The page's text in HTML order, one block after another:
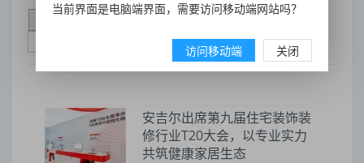
时间排序 点击排序 评论排序
评分排序
安吉尔出席第九届住宅装饰装
修行业T20大会，以专业实力
共筑健康家居生态
当前界面是电脑端界面，需要访问移动端网站吗？
访问移动端 关闭